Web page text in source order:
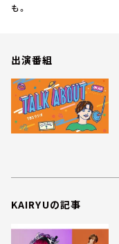
も。
出演番組
KAIRYUの記事